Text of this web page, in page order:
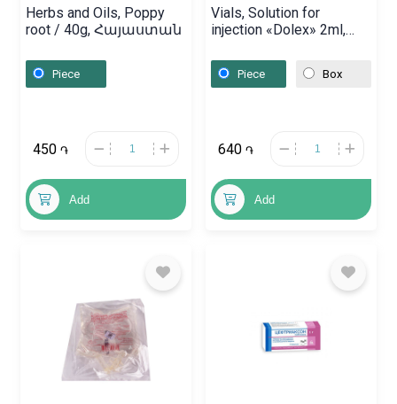
Herbs and Oils, Poppy
root / 40g, Հայաստան
Piece
450 ֏
Add
Vials, Solution for
injection «Dolex» 2ml,
Piece Box
640 ֏
Add